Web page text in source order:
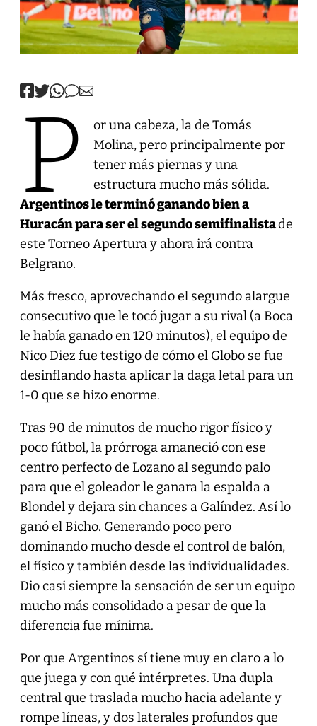
P
or una cabeza, la de Tomás
Molina, pero principalmente por
tener más piernas y una
estructura mucho más sólida.
Argentinos le terminó ganando bien a
Huracán para ser el segundo semifinalistade
este Torneo Apertura y ahora irá contra
Belgrano.
Más fresco, aprovechando el segundo alargue
consecutivo que le tocó jugar a su rival (a Boca
le había ganado en 120 minutos), el equipo de
Nico Diez fue testigo de cómo el Globo se fue
desinflando hasta aplicar la daga letal para un
1-0 que se hizo enorme.
Tras 90 de minutos de mucho rigor físico y
poco fútbol, la prórroga amaneció con ese
centro perfecto de Lozano al segundo palo
para que el goleador le ganara la espalda a
Blondel y dejara sin chances a Galíndez. Así lo
ganó el Bicho. Generando poco pero
dominando mucho desde el control de balón,
el físico y también desde las individualidades.
Dio casi siempre la sensación de ser un equipo
mucho más consolidado a pesar de que la
diferencia fue mínima.
Por que Argentinos sí tiene muy en claro a lo
que juega y con qué intérpretes. Una dupla
central que traslada mucho hacia adelante y
rompe líneas, y dos laterales profundos que